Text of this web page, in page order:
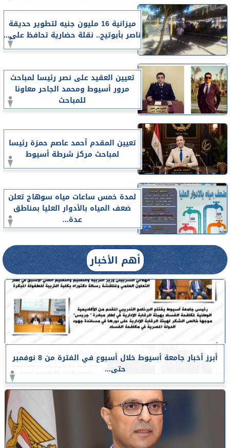
ميزانية 16 مليون جنيه لتطوير حديقة
ناصر بأبوتيج.. نقلة حضارية تحافظ على...
تعيين العقيد على نصر رئيسا لمباحث
مرور أسيوط ومحمد الجاحر معاونا
للمباحث
تعيين المقدم أحمد عاصم حمزة رئيسا
لمباحث مركز شرطة أسيوط
لمدة خمس ساعات مياه سوهاج تعلن
ضعف المياه بالأدوار العليا بمناطق
عدة...
أهم الأخبار
أبرز أخبار جامعة أسيوط خلال أسبوع في الفترة من 8 نوفمبر
حتى...